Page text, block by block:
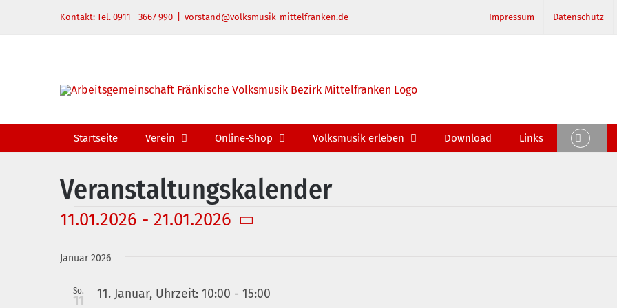
Kontakt: Tel. 0911 - 3667 990 vorstand@volksmusik-mittelfranken.de Impressum Datenschutz
Startseite Verein Online-Shop Volksmusik erleben Download Links
Veranstaltungskalender
Veranstaltungen
11.01.2026 - 21.01.2026
wählen.
Januar 2026
So.
11 11. Januar, Uhrzeit: 10:00 - 15:00